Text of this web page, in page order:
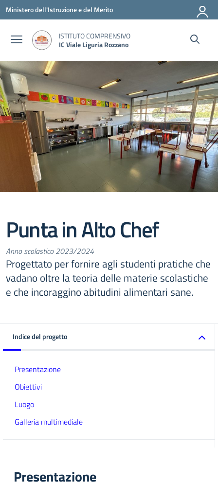
Vai ai contenuti
Vai al menu di navigazione
Vai al footer
Ministero dell'Istruzione e del Merito
ISTITUTO COMPRENSIVO
IC Viale Liguria Rozzano
Punta in Alto Chef
Anno scolastico 2023/2024
Progettato per fornire agli studenti pratiche che
vadano oltre la teoria delle materie scolastiche
e che incoraggino abitudini alimentari sane.
Indice del progetto
Presentazione
Obiettivi
Luogo
Galleria multimediale
Presentazione